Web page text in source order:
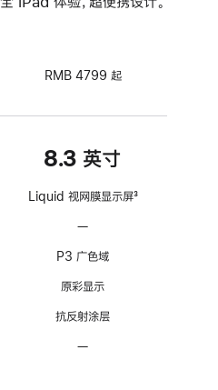
RMB 4799 起
8.3 英寸
Liquid 视网膜显示屏3
—
持
ProMotion
适
P3 广色域
原彩显示
抗反射涂层
—